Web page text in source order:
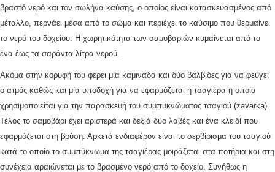
βραστό νερό και τον σωλήνα καύσης, ο οποίος είναι κατασκευασμένος από
μέταλλο, περνάει μέσα από το σώμα και περιέχει το καύσιμο που θερμαίνει
το νερό του δοχείου. Η χωρητικότητα των σαμοβαριών κυμαίνεται από το
ένα έως τα σαράντα λίτρα νερού.
Ακόμα στην κορυφή του φέρει μία καμινάδα και δύο βαλβίδες για να φεύγει
ο ατμός καθώς και μία υποδοχή για να εφαρμόζεται η τσαγιέρα η οποία
χρησιμοποιείται για την παρασκευή του συμπυκνώματος τσαγιού (zavarka).
Τέλος το σαμοβάρι έχει αριστερά και δεξιά δύο λαβές και ένα κλειδί που
εφαρμόζεται στη βρύση. Αρκετά ενδιαφέρον είναι το σερβίρισμα του τσαγιού
κατά το οποίο το συμπύκνωμα της τσαγιέρας μοιράζεται στα ποτήρια και στη
συνέχεια αραιώνεται με το βρασμένο νερό από το δοχείο. Συνήθως η